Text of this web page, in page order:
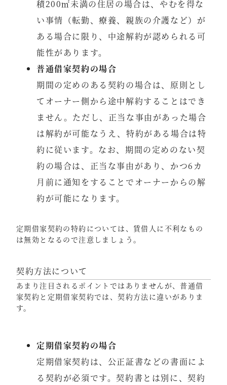
積200㎡未満の住居の場合は、やむを得な
い事情（転勤、療養、親族の介護など）が
ある場合に限り、中途解約が認められる可
能性があります。
普通借家契約の場合
期間の定めのある契約の場合は、原則とし
てオーナー側から途中解約することはでき
ません。ただし、正当な事由があった場合
は解約が可能なうえ、特約がある場合は特
約に従います。なお、期間の定めのない契
約の場合は、正当な事由があり、かつ6カ
月前に通知をすることでオーナーからの解
約が可能になります。
定期借家契約の特約については、賃借人に不利なもの
は無効となるので注意しましょう。
契約方法について
あまり注目されるポイントではありませんが、普通借
家契約と定期借家契約では、契約方法に違いがありま
す。
定期借家契約の場合
定期借家契約は、公正証書などの書面によ
る契約が必須です。契約書とは別に、契約